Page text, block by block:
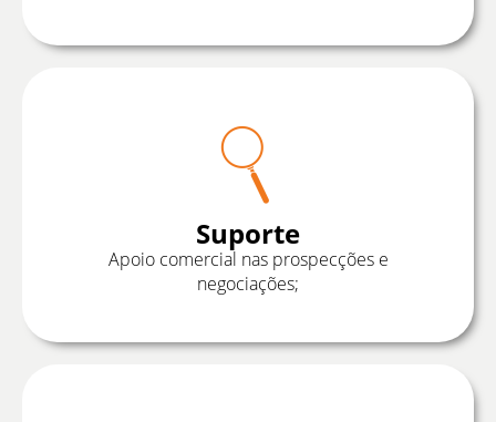
Suporte
Apoio comercial nas prospecções e
negociações;